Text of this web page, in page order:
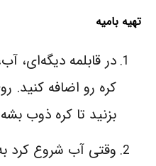
تهیه بامیه
کره رو اضافه کنید.
بزنید تا کره ذوب
وقتی آب شروع کرد